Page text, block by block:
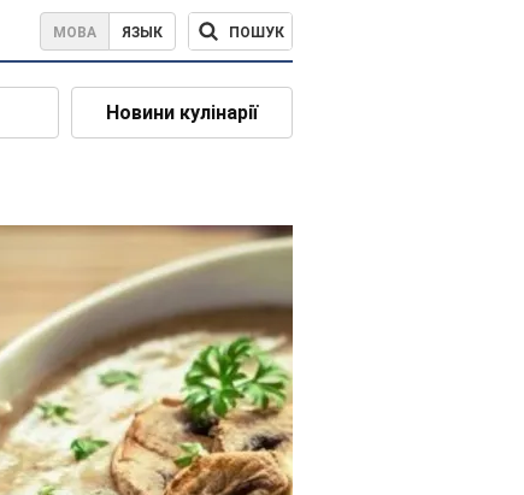
МОВА ЯЗЫК ПОШУК
Новини кулінарії